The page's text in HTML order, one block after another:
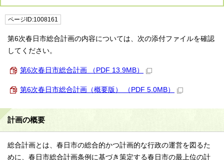
ページID:1008161
第6次春日市総合計画の内容については、次の添付ファイルを確認
してください。
第6次春日市総合計画 （PDF 13.9MB）
第6次春日市総合計画（概要版） （PDF 5.0MB）
計画の概要
総合計画とは、春日市の総合的かつ計画的な行政の運営を図るた
めに、春日市総合計画条例に基づき策定する春日市の最上位の計